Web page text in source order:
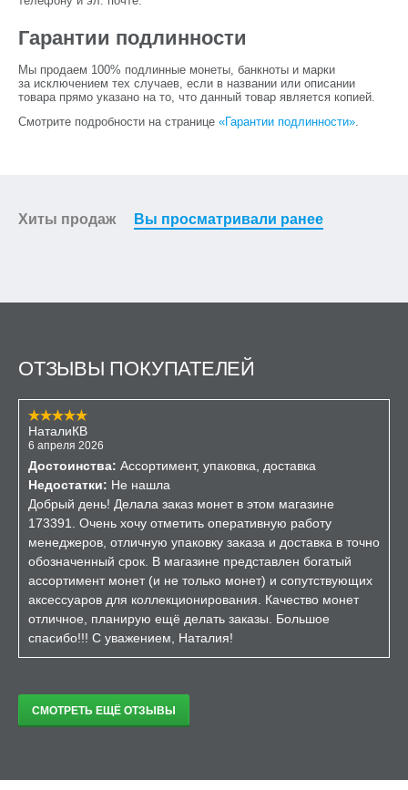
Гарантии подлинности
Мы продаем 100% подлинные монеты, банкноты и марки
за исключением тех случаев, если в названии или описании
товара прямо указано на то, что данный товар является копией.
Смотрите подробности на странице «Гарантии подлинности».
Хиты продаж Вы просматривали ранее
ОТЗЫВЫ ПОКУПАТЕЛЕЙ
НаталиКВ
6 апреля 2026
Достоинства: Ассортимент, упаковка, доставка
Недостатки: Не нашла
Добрый день! Делала заказ монет в этом магазине
173391. Очень хочу отметить оперативную работу
менеджеров, отличную упаковку заказа и доставка в точно
обозначенный срок. В магазине представлен богатый
ассортимент монет (и не только монет) и сопутствующих
аксессуаров для коллекционирования. Качество монет
отличное, планирую ещё делать заказы. Большое
спасибо!!! С уважением, Наталия!
СМОТРЕТЬ ЕЩЁ ОТЗЫВЫ